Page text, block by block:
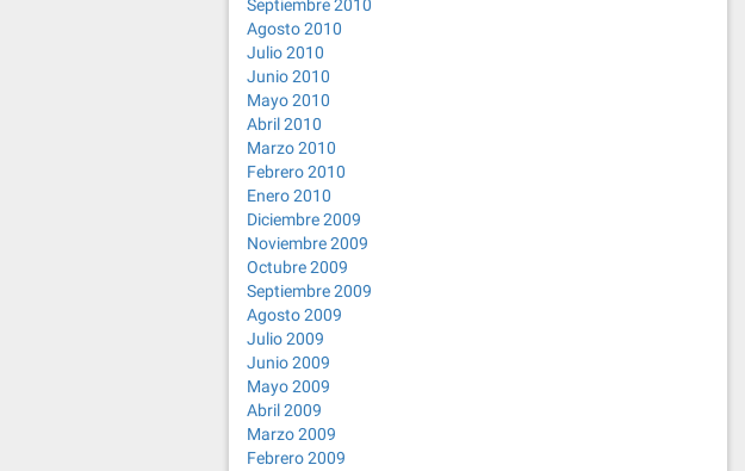
Septiembre 2010
Agosto 2010
Julio 2010
Junio 2010
Mayo 2010
Abril 2010
Marzo 2010
Febrero 2010
Enero 2010
Diciembre 2009
Noviembre 2009
Octubre 2009
Septiembre 2009
Agosto 2009
Julio 2009
Junio 2009
Mayo 2009
Abril 2009
Marzo 2009
Febrero 2009